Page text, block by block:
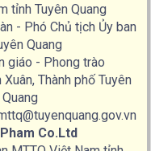
tỉnh Tuyên Quang
- Phó Chủ tịch Ủy ban
Quang
giáo - Phong trào
Thành phố Tuyên
Co.Ltd